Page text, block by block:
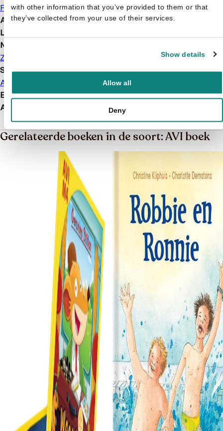
with other information that you’ve provided to them or that
they’ve collected from your use of their services.
Show details
Allow all
Deny
Frank Smulders
AfbeeldingMet illustraties
Leeftijd
Merk
Zwijsen
Soort boek
AVI boek
EAN9789048729265
Afmetingen
Gerelateerde boeken in de soort: AVI boek